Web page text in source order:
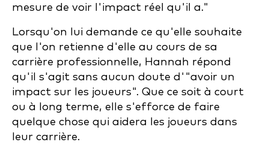
mesure de voir l'impact réel qu'il a."
Lorsqu'on lui demande ce qu'elle souhaite
que l'on retienne d'elle au cours de sa
carrière professionnelle, Hannah répond
qu'il s'agit sans aucun doute d'"avoir un
impact sur les joueurs". Que ce soit à court
ou à long terme, elle s'efforce de faire
quelque chose qui aidera les joueurs dans
leur carrière.